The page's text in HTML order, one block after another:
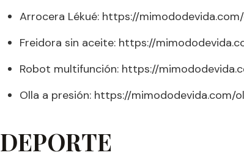
Arrocera Lékué: https://
Freidora sin aceite: https://
Robot multifunción: https://
Olla a presión: https://mimododevida.com/
DEPORTE